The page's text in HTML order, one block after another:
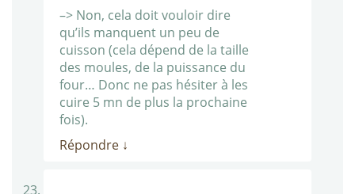
–> Non, cela doit vouloir dire
qu’ils manquent un peu de
cuisson (cela dépend de la taille
des moules, de la puissance du
four… Donc ne pas hésiter à les
cuire 5 mn de plus la prochaine
fois).
Répondre ↓